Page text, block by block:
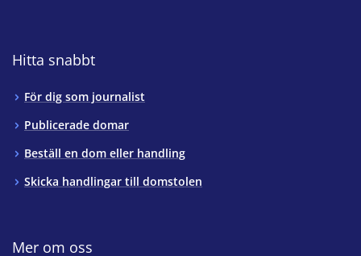
Hitta snabbt
För dig som journalist
Publicerade domar
Beställ en dom eller handling
Skicka handlingar till domstolen
Mer om oss